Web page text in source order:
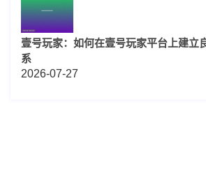
壹号玩家：如何在壹号玩家平台上建立
系
2026-07-27